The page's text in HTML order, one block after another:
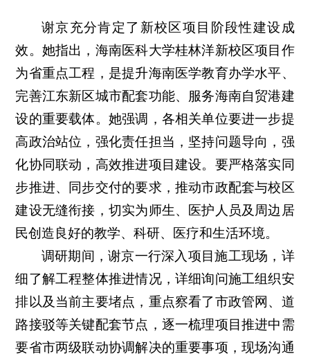
谢京充分肯定了新校区项目阶段性建设成
效。她指出，海南医科大学桂林洋新校区项目作
为省重点工程，是提升海南医学教育办学水平、
完善江东新区城市配套功能、服务海南自贸港建
设的重要载体。她强调，各相关单位要进一步提
高政治站位，强化责任担当，坚持问题导向，强
化协同联动，高效推进项目建设。要严格落实同
步推进、同步交付的要求，推动市政配套与校区
建设无缝衔接，切实为师生、医护人员及周边居
民创造良好的教学、科研、医疗和生活环境。
调研期间，谢京一行深入项目施工现场，详
细了解工程整体推进情况，详细询问施工组织安
排以及当前主要堵点，重点察看了市政管网、道
路接驳等关键配套节点，逐一梳理项目推进中需
要省市两级联动协调解决的重要事项，现场沟通